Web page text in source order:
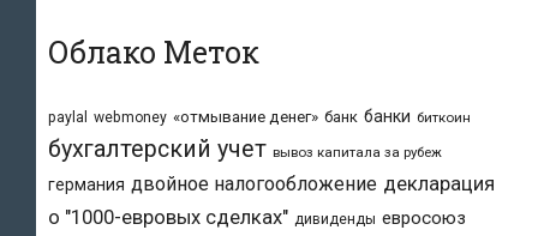
Облако Меток
paylal webmoney «отмывание денег» банк банки биткоин
бухгалтерский учет вывоз капитала за рубеж
германия двойное налогообложение декларация
о "1000-евровых сделках" дивиденды евросоюз